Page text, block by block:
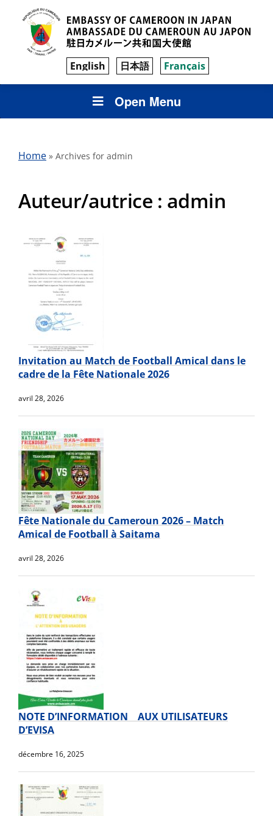
English 日本語 Français
Open Menu
Home » Archives for admin
Auteur/autrice : admin
Invitation au Match de Football Amical dans le
cadre de la Fête Nationale 2026
avril 28, 2026
Fête Nationale du Cameroun 2026 – Match
Amical de Football à Saitama
avril 28, 2026
NOTE D’INFORMATION AUX UTILISATEURS
D’EVISA
décembre 16, 2025